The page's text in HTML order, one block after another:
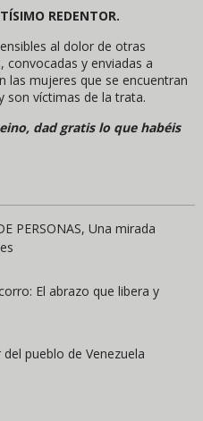
REDENTOR.
al dolor de otras
y enviadas a
las mujeres que se encuentran
son víctimas de la trata.
dad gratis lo que habéis
PERSONAS, Una mirada
El abrazo que libera y
pueblo de Venezuela